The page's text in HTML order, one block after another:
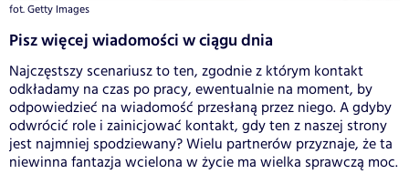
fot. Getty Images
Pisz więcej wiadomości w ciągu dnia
Najczęstszy scenariusz to ten, zgodnie z którym kontakt
odkładamy na czas po pracy, ewentualnie na moment, by
odpowiedzieć na wiadomość przesłaną przez niego. A gdyby
odwrócić role i zainicjować kontakt, gdy ten z naszej strony
jest najmniej spodziewany? Wielu partnerów przyznaje, że ta
niewinna fantazja wcielona w życie ma wielka sprawczą moc.